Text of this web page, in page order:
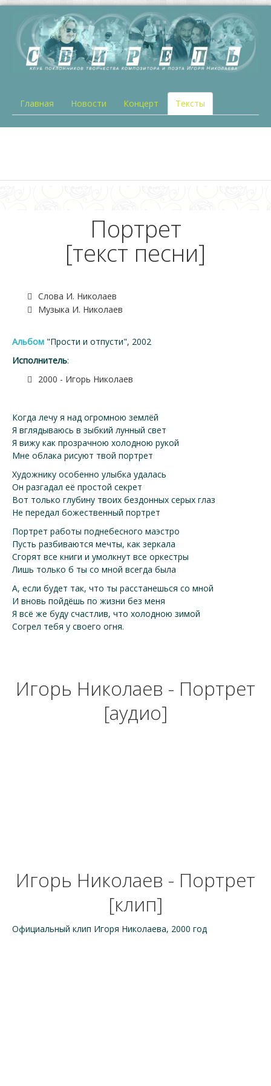
Главная Новости Концерт Тексты
Портрет
[текст песни]
Слова И. Николаев
Музыка И. Николаев
Альбом "Прости и отпусти", 2002
Исполнитель:
2000 - Игорь Николаев
Когда лечу я над огромною землёй
Я вглядываюсь в зыбкий лунный свет
Я вижу как прозрачною холодною рукой
Мне облака рисуют твой портрет
Художнику особенно улыбка удалась
Он разгадал её простой секрет
Вот только глубину твоих бездонных серых глаз
Не передал божественный портрет
Портрет работы поднебесного маэстро
Пусть разбиваются мечты, как зеркала
Сгорят все книги и умолкнут все оркестры
Лишь только б ты со мной всегда была
А, если будет так, что ты расстанешься со мной
И вновь пойдёшь по жизни без меня
Я всё же буду счастлив, что холодною зимой
Согрел тебя у своего огня.
Игорь Николаев - Портрет
[аудио]
Игорь Николаев - Портрет
[клип]
Официальный клип Игоря Николаева, 2000 год